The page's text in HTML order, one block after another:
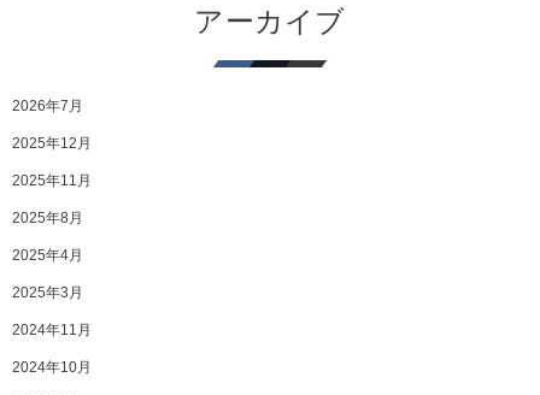
アーカイブ
2026年7月
2025年12月
2025年11月
2025年8月
2025年4月
2025年3月
2024年11月
2024年10月